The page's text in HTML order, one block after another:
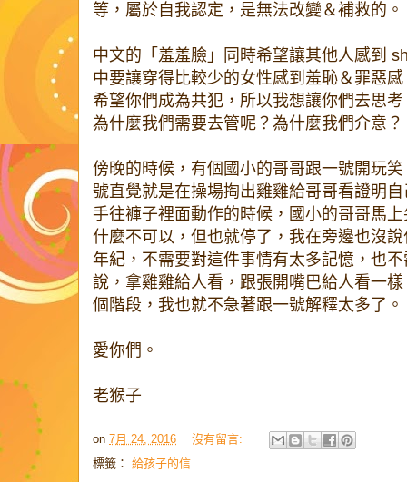
等，屬於自我認定，是無法改變＆補救的。
中文的「羞羞臉」同時希望讓其他人感到
中要讓穿得比較少的女性感到羞恥＆罪惡
希望你們成為共犯，所以我想讓你們去思
為什麼我們需要去管呢？為什麼我們介意？
傍晚的時候，有個國小的哥哥跟一號開玩
號直覺就是在操場掏出雞雞給哥哥看證明
手往褲子裡面動作的時候，國小的哥哥馬
什麼不可以，但也就停了，我在旁邊也沒
年紀，不需要對這件事情有太多記憶，也
說，拿雞雞給人看，跟張開嘴巴給人看一
個階段，我也就不急著跟一號解釋太多了。
愛你們。
老猴子
on 7月 24, 2016
沒有留言:
標籤： 給孩子的信